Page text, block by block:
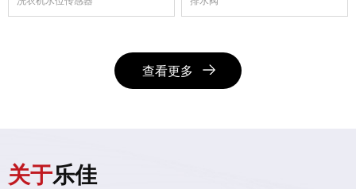
查看更多
关于乐佳